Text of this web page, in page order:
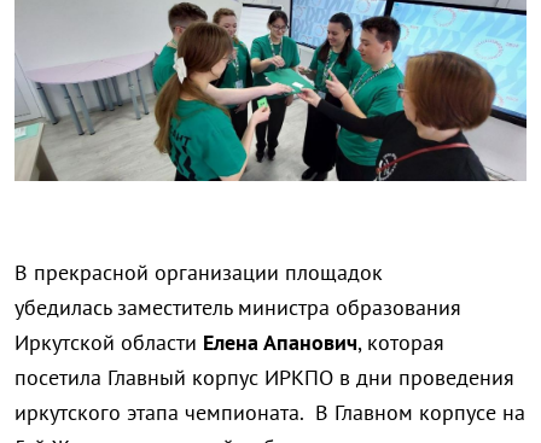
В прекрасной организации площадок
убедилась заместитель министра образования
Иркутской области Елена Апанович, которая
посетила Главный корпус ИРКПО в дни проведения
иркутского этапа чемпионата. В Главном корпусе на